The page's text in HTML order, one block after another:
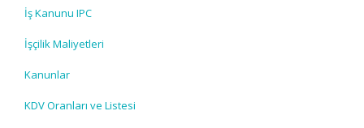
İş Kanunu IPC
İşçilik Maliyetleri
Kanunlar
KDV Oranları ve Listesi